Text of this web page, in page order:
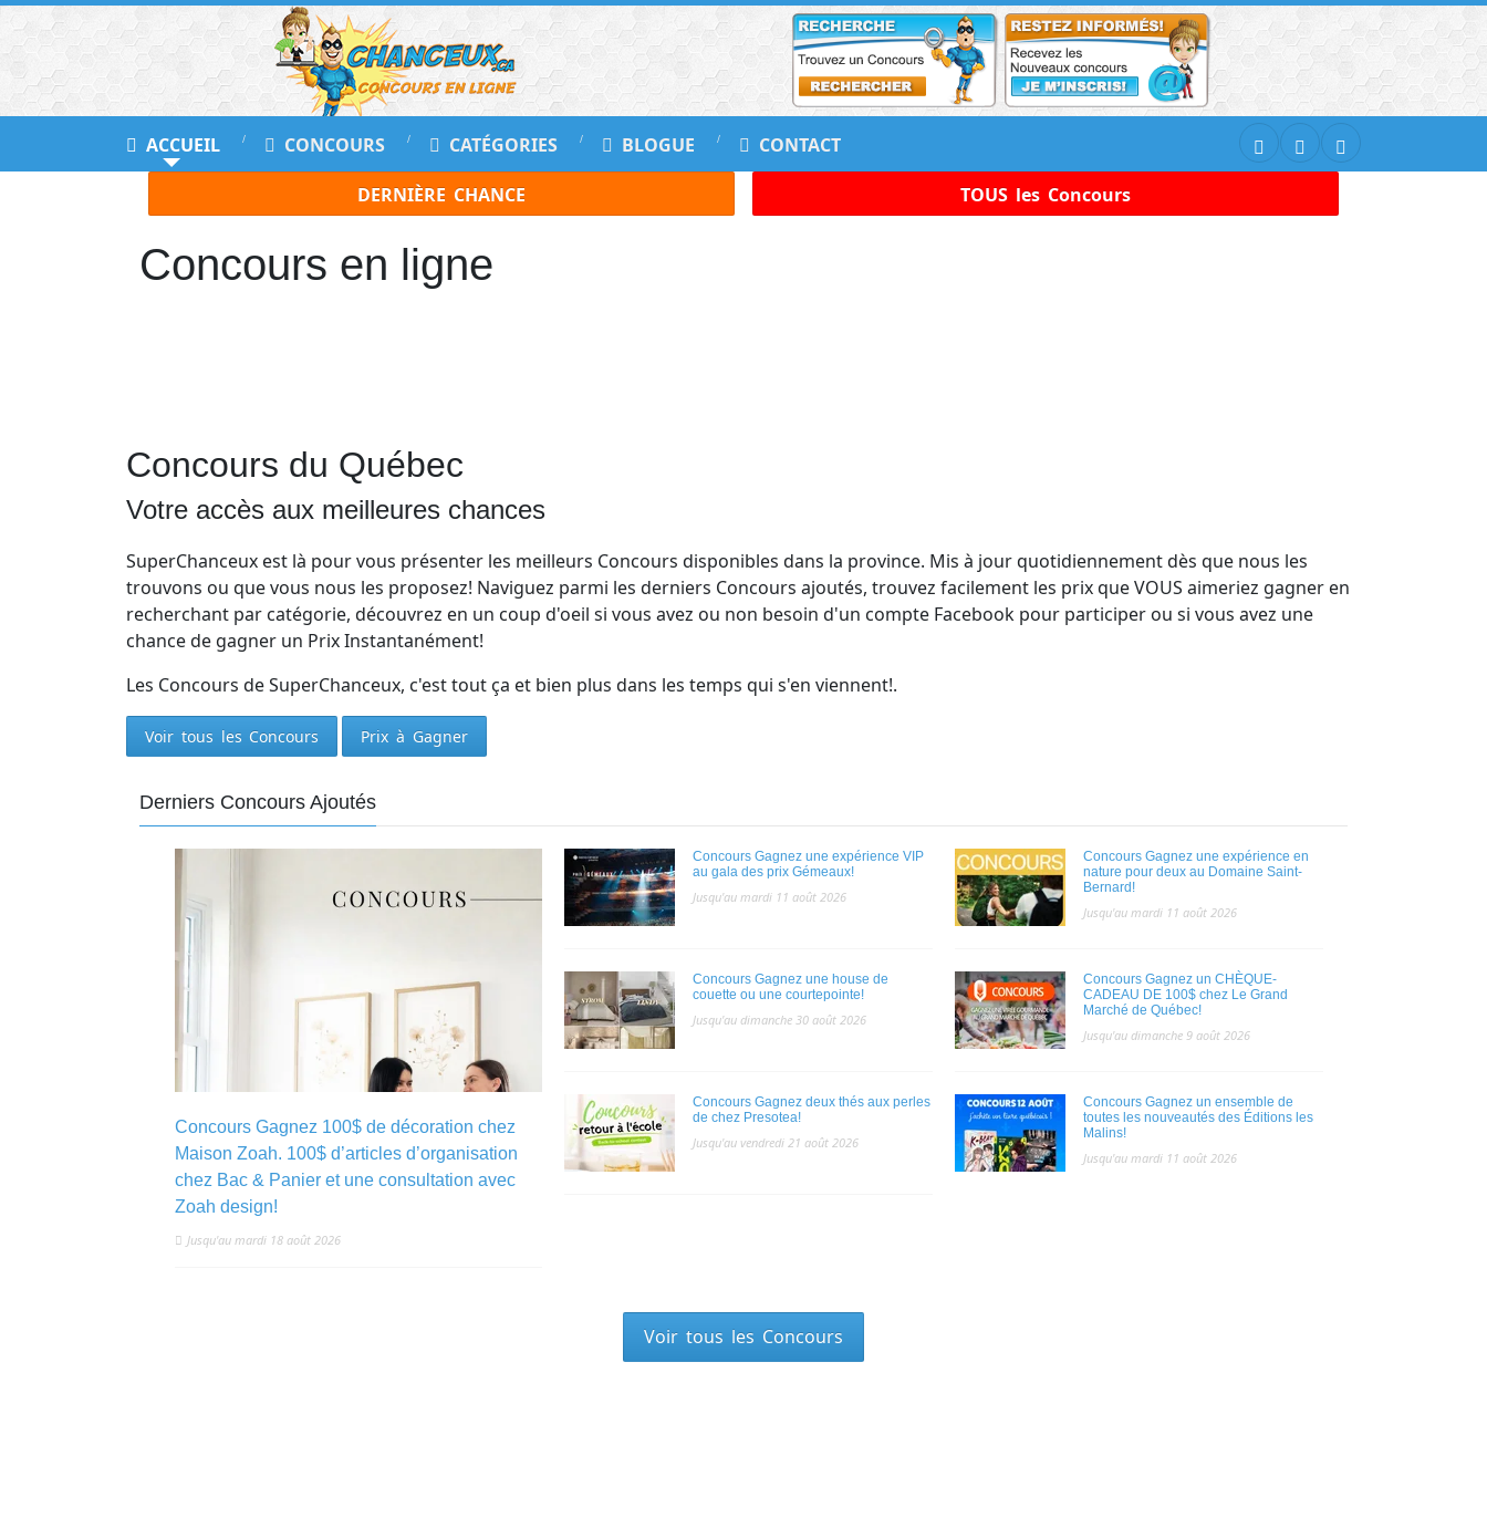
ACCUEIL CONCOURS CATÉGORIES BLOGUE CONTACT
DERNIÈRE CHANCE TOUS les Concours
Concours en ligne
Concours du Québec
Votre accès aux meilleures chances
SuperChanceux est là pour vous présenter les meilleurs Concours disponibles dans la province. Mis à jour quotidiennement dès que nous les
trouvons ou que vous nous les proposez! Naviguez parmi les derniers Concours ajoutés, trouvez facilement les prix que VOUS aimeriez gagner en
recherchant par catégorie, découvrez en un coup d'oeil si vous avez ou non besoin d'un compte Facebook pour participer ou si vous avez une
chance de gagner un Prix Instantanément!
Les Concours de SuperChanceux, c'est tout ça et bien plus dans les temps qui s'en viennent!.
Voir tous les Concours Prix à Gagner
Derniers Concours Ajoutés
Concours Gagnez 100$ de décoration chez
Maison Zoah. 100$ d’articles d’organisation
chez Bac & Panier et une consultation avec
Zoah design!
Jusqu'au mardi 18 août 2026
Concours Gagnez une expérience VIP
au gala des prix Gémeaux!
Jusqu'au mardi 11 août 2026
Concours Gagnez une expérience en
nature pour deux au Domaine Saint-
Bernard!
Jusqu'au mardi 11 août 2026
Concours Gagnez une house de
couette ou une courtepointe!
Jusqu'au dimanche 30 août 2026
Concours Gagnez un CHÈQUE-
CADEAU DE 100$ chez Le Grand
Marché de Québec!
Jusqu'au dimanche 9 août 2026
Concours Gagnez deux thés aux perles
de chez Presotea!
Jusqu'au vendredi 21 août 2026
Concours Gagnez un ensemble de
toutes les nouveautés des Éditions les
Malins!
Jusqu'au mardi 11 août 2026
Voir tous les Concours
📢
Ne
Manquez
Concours!
M'INSCRIS!